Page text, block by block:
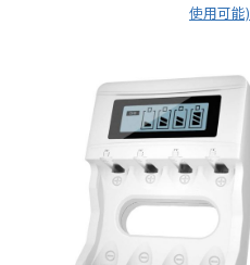
使用可能)